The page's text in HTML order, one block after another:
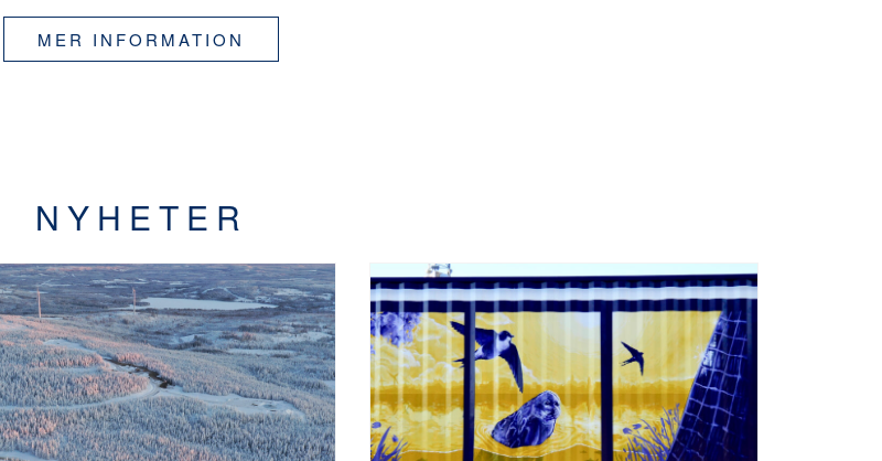
MER INFORMATION
NYHETER